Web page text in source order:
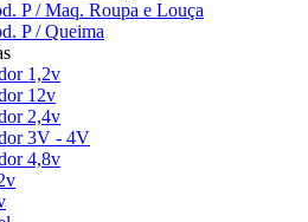
P / Maq. Roupa e Louça
P / Queima
1,2v
12v
2,4v
3V - 4V
4,8v